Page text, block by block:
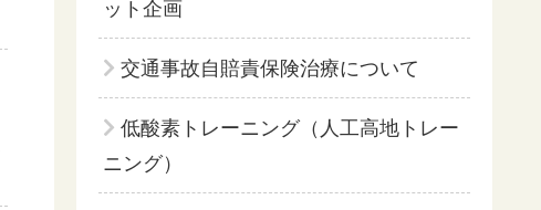
ット企画
交通事故自賠責保険治療について
低酸素トレーニング（人工高地トレー
ニング）